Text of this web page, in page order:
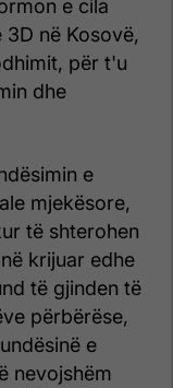
e cila
në Kosovë,
për t'u
dhe
e
mjekësore,
të shterohen
krijuar edhe
të gjinden të
përbërëse,
e
nevojshëm